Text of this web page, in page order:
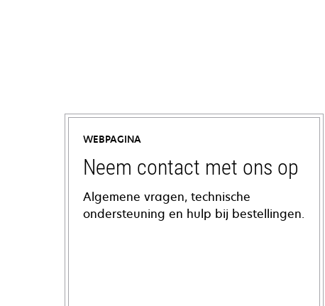
WEBPAGINA
Neem contact met ons op
Algemene vragen, technische
ondersteuning en hulp bij bestellingen.